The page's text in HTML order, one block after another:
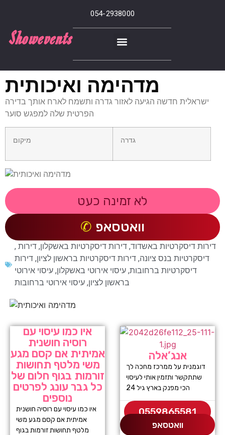
054-2938000
Showevents
מדהימה ואיכותית
ישראלית חדשה הגיעה לאזור גדרה ותשמח לארח אותך בדירה
הפרטית שלה למפגש סוער
מיקום גדרה
לא זמינה כעט
וואטסאפ
, דירות דיסקרטיות באשדוד, דירות דיסקרטיות באשקלון, דירות
דיסקרטיות בנס ציונה, דירות דיסקרטיות בראשון לציון, דירות
דיסקרטיות ברחובות, עיסוי אירוטי באשקלון, עיסוי אירוטי
בראשון לציון, עיסוי אירוטי ברחובות
איו כמו עיסוי עם
רוסיה חושנית
אמיתית אם קסם מגע
משי מלטף תחושות
זורמות בגוף חלום של
כל גבר עונג לפרטים
נוספים
איו כמו עיסוי עם רוסיה חושנית
אמיתית אם קסם מגע משי
מלטף תחושות זורמות בגוף
אנג’אלה
דוגמנית על ממרכז מחכה לך
שתתקשר ותזמין אותי לעיסוי
הכי מפנק בארץ גיל 24
0559865581
וואטסאפ